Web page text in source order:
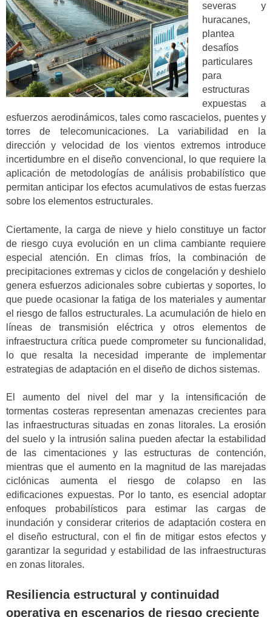
severas y
huracanes,
plantea
desafíos
particulares
para
estructuras
expuestas a
esfuerzos aerodinámicos, tales como rascacielos, puentes y
torres de telecomunicaciones. La variabilidad en la
dirección y velocidad de los vientos extremos introduce
incertidumbre en el diseño convencional, lo que requiere la
aplicación de metodologías de análisis probabilístico que
permitan anticipar los efectos acumulativos de estas fuerzas
sobre los elementos estructurales.
Ciertamente, la carga de nieve y hielo constituye un factor
de riesgo cuya evolución en un clima cambiante requiere
especial atención. En climas fríos, la combinación de
precipitaciones extremas y ciclos de congelación y deshielo
genera esfuerzos adicionales sobre cubiertas y soportes, lo
que puede ocasionar la fatiga de los materiales y aumentar
el riesgo de fallos estructurales. La acumulación de hielo en
líneas de transmisión eléctrica y otros elementos de
infraestructura crítica puede comprometer su funcionalidad,
lo que resalta la necesidad imperante de implementar
estrategias de adaptación en el diseño de dichos sistemas.
El aumento del nivel del mar y la intensificación de
tormentas costeras representan amenazas crecientes para
las infraestructuras situadas en zonas litorales. La erosión
del suelo y la intrusión salina pueden afectar la estabilidad
de las cimentaciones y las estructuras de contención,
mientras que el aumento en la magnitud de las marejadas
ciclónicas aumenta el riesgo de colapso en las
edificaciones expuestas. Por lo tanto, es esencial adoptar
enfoques probabilísticos para estimar las cargas de
inundación y considerar criterios de adaptación costera en
el diseño estructural, con el fin de mitigar estos efectos y
garantizar la seguridad y estabilidad de las infraestructuras
en zonas litorales.
Resiliencia estructural y continuidad
operativa en escenarios de riesgo creciente